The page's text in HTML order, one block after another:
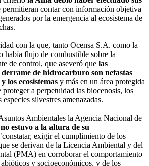
permitieran contar con información objetiva
por la emergencia al ecosistema de
con la que, tanto Ocensa S.A. como la
había flujo de combustible sobre la
de control, que aseveró que las
de hidrocarburo son nefastas
los ecosistemas y más en un área protegida
a perpetuidad las biocenosis, los
silvestres amenazadas.
Ambientales la Agencia Nacional de
no estuvo a la altura de su
exigir el cumplimiento de los
se derivan de la Licencia Ambiental y del
(PMA) en corroborar el comportamiento
y socioeconómicos, y de los